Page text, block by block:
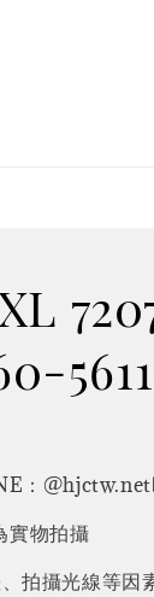
：
實物拍攝
拍攝光線等因